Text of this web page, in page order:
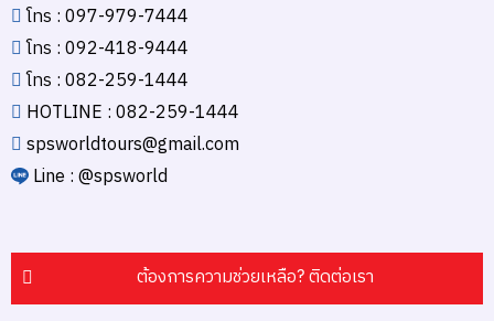
โทร : 097-979-7444
โทร : 092-418-9444
โทร : 082-259-1444
HOTLINE : 082-259-1444
spsworldtours@gmail.com
Line : @spsworld
ต้องการความช่วยเหลือ? ติดต่อเรา